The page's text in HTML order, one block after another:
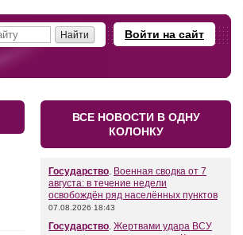
Войти на сайт
ВСЕ НОВОСТИ В ОДНУ
КОЛОНКУ
Государство. Военная сводка от 7
августа: в течение недели
освобождён ряд населённых пунктов
07.08.2026 18:43
Государство. Жертвами удара ВСУ